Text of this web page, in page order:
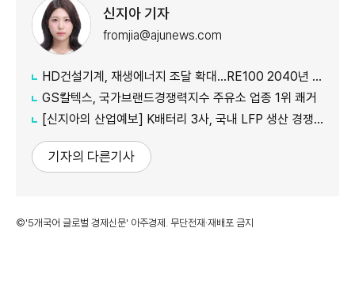
신지아 기자
fromjia@ajunews.com
HD건설기계, 재생에너지 조달 확대…RE100 2040년 달성 목표
GS칼텍스, 국가브랜드경쟁력지수 주유소 업종 1위 쾌거
[신지아의 산업예보] K배터리 3사, 국내 LFP 생산 경쟁...AIDC·3차 ESS 시장 정조준
기자의 다른기사
©'5개국어 글로벌 경제신문' 아주경제. 무단전재·재배포 금지